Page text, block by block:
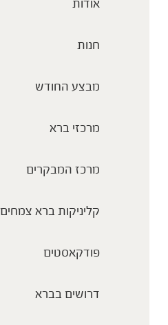
אודות
חנות
מבצע החודש
מרכזי ברא
מרכז המבקרים
קליניקות ברא צמחים
פודקאסטים
דרושים בברא